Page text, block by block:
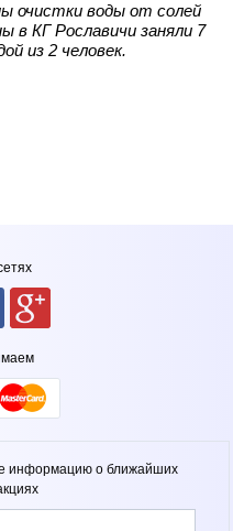
очистки воды от солей
в КГ Рославичи заняли 7
из 2 человек.
информацию о ближайших